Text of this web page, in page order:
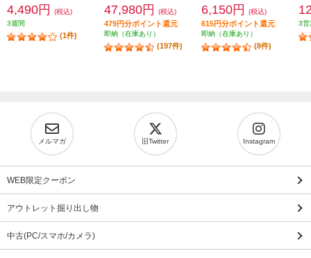
4,490円
(税込)
3週間
(1件)
47,980円 (税込)
479円分ポイント還元
即納（在庫あり）
(197件)
6,150円 (税込)
615円分ポイント還元
即納（在庫あり）
(8件)
3営
メルマガ 旧Twitter Instagram
WEB限定クーポン
アウトレット掘り出し物
中古(PC/スマホ/カメラ)